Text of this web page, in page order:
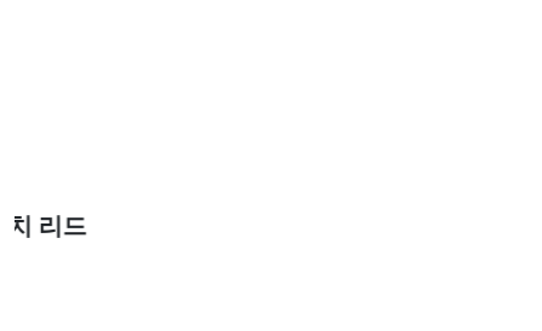
2mm 8자형 듀플렉스 광섬유 패치 리드